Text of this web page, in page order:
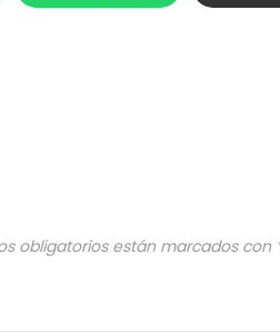
obligatorios están marcados con